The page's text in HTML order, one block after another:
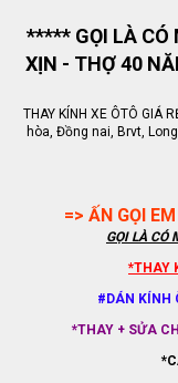
***** GỌI LÀ CÓ
XỊN - THỢ 40
THAY KÍNH XE ÔTÔ GIÁ
hòa, Đồng nai, Brvt,
=> ẤN GỌI
GỌI LÀ CÓ
*THAY
#DÁN KÍNH
*THAY + SỬA